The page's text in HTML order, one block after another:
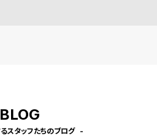
BLOG
スタッフたちのブログ